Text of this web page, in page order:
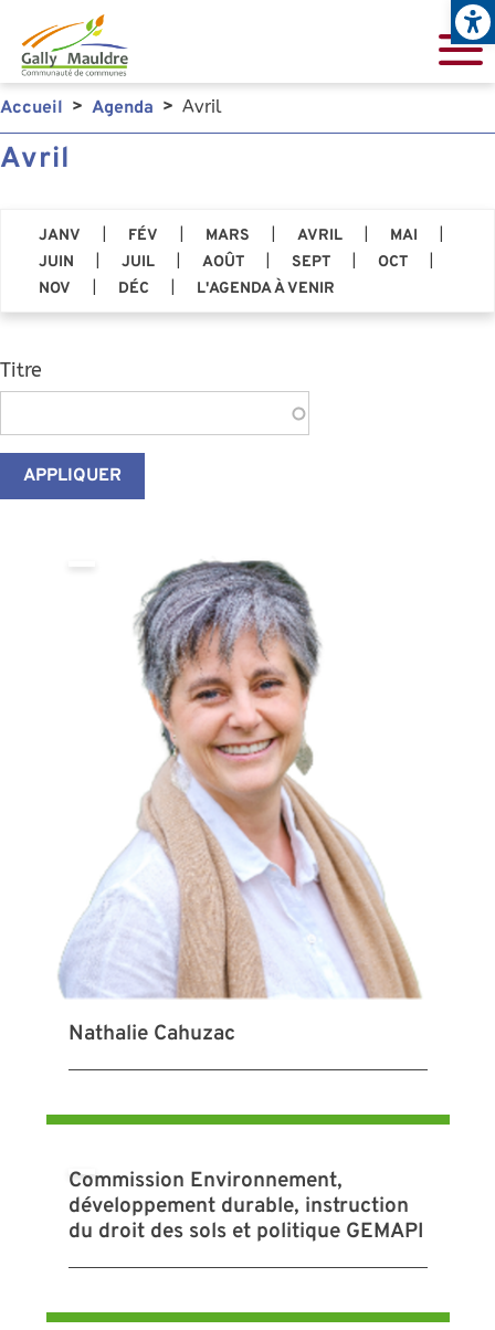
Accueil Agenda Avril
Avril
JANV | FÉV | MARS | AVRIL | MAI
|
JUIN
| JUIL | AOÛT | SEPT | OCT
|
NOV
| DÉC | L'AGENDA À VENIR
Titre
APPLIQUER
Nathalie Cahuzac
Commission Environnement,
développement durable, instruction
du droit des sols et politique GEMAPI